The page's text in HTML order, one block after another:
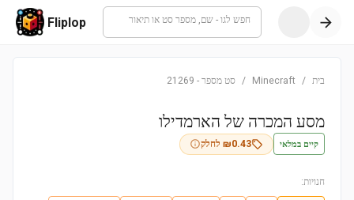
חפש לגו - שם, מספר סט או תיאור Fliplop
בית /
Minecraft
/ סט מספר -
21269
מסע המכרה של הארמדילו
קיים במלאי ₪0.43 לחלק
חנויות: